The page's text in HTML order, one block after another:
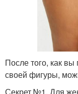
После того, как
своей фигуры,